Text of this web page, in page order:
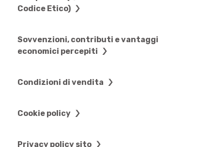
Codice Etico)
Sovvenzioni, contributi e vantaggi
economici percepiti
Condizioni di vendita
Cookie policy
Privacy policy sito